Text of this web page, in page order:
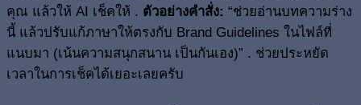
คุณ แล้วให้ AI เช็คให้ . ตัวอย่างคำสั่ง: “ช่วยอ่านบทความร่าง
นี้ แล้วปรับแก้ภาษาให้ตรงกับ Brand Guidelines ในไฟล์ที่
แนบมา (เน้นความสนุกสนาน เป็นกันเอง)” . ช่วยประหยัด
เวลาในการเช็คได้เยอะเลยครับ